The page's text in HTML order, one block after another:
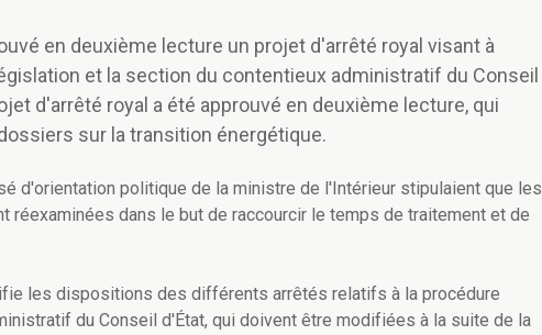
en deuxième lecture un projet d'arrêté royal visant à
et la section du contentieux administratif du Conseil
d'arrêté royal a été approuvé en deuxième lecture, qui
sur la transition énergétique.
d'orientation politique de la ministre de l'Intérieur stipulaient que les
réexaminées dans le but de raccourcir le temps de traitement et de
les dispositions des différents arrêtés relatifs à la procédure
du Conseil d'État, qui doivent être modifiées à la suite de la